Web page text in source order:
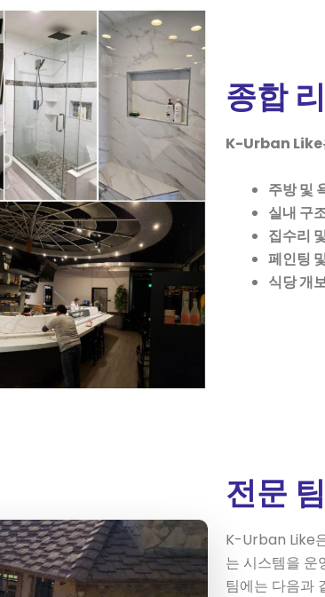
종합
K-Urban Like
주방및
실내 구
집수리
페인팅
식당개
전문
K-Urban Like
는 시스템을 운
팀에는 다음과